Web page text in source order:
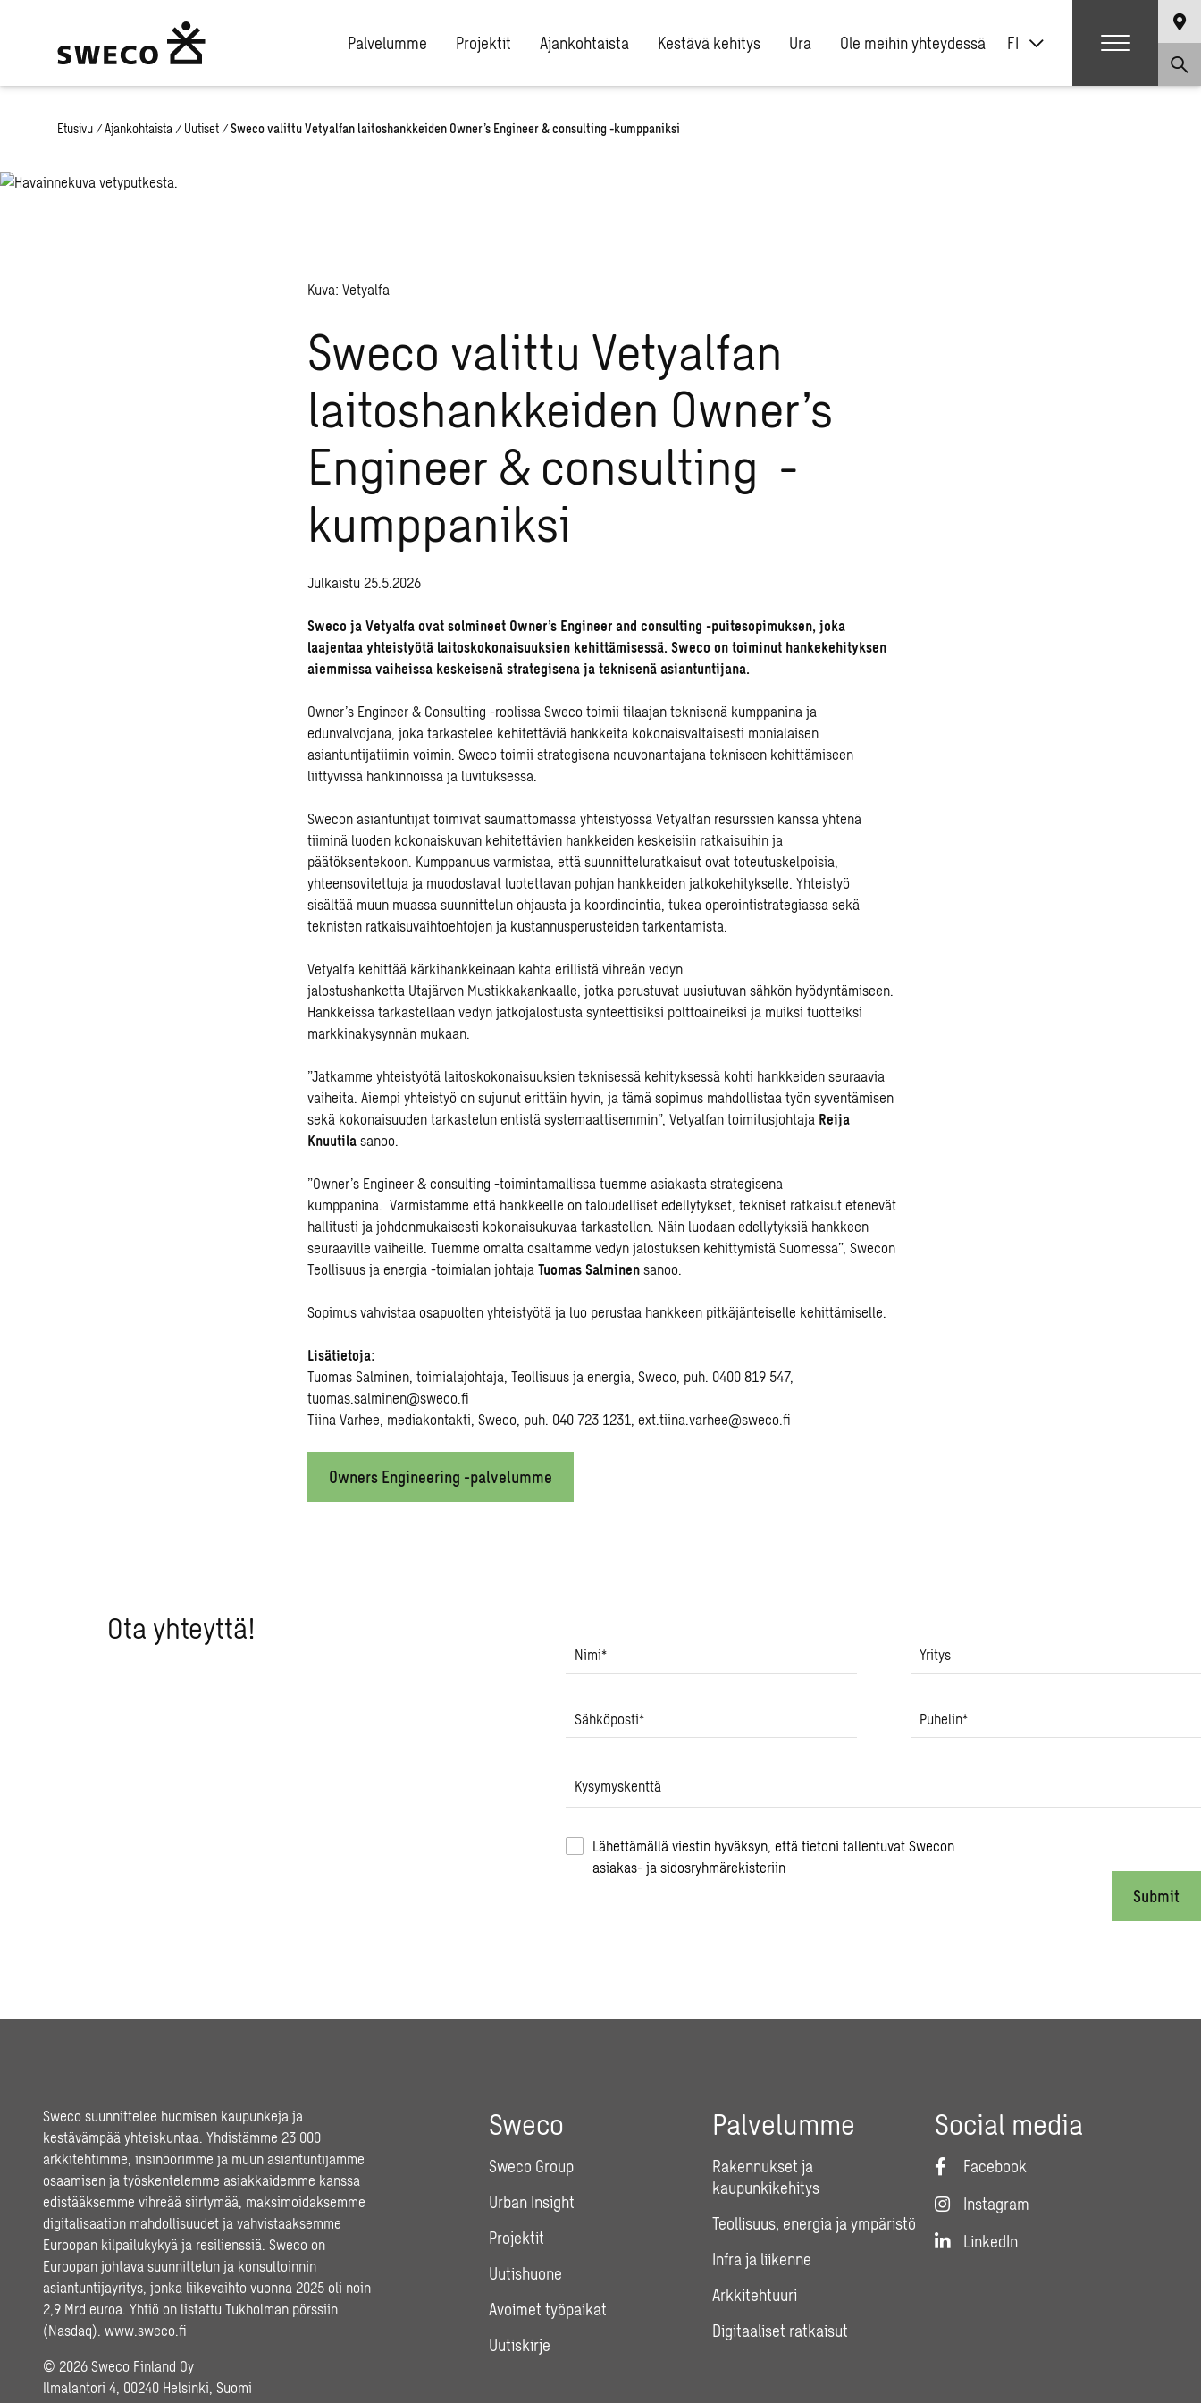
Palvelumme Projektit Ajankohtaista Kestävä kehitys Ura Ole meihin yhteydessä FI
Etusivu / Ajankohtaista / Uutiset / Sweco valittu Vetyalfan laitoshankkeiden Owner’s Engineer & consulting -kumppaniksi
Kuva: Vetyalfa
Sweco valittu Vetyalfan
laitoshankkeiden Owner’s
Engineer & consulting -
kumppaniksi
Julkaistu 25.5.2026
Sweco ja Vetyalfa ovat solmineet Owner’s Engineer and consulting -puitesopimuksen, joka
laajentaa yhteistyötä laitoskokonaisuuksien kehittämisessä. Sweco on toiminut hankekehityksen
aiemmissa vaiheissa keskeisenä strategisena ja teknisenä asiantuntijana.
Owner’s Engineer & Consulting -roolissa Sweco toimii tilaajan teknisenä kumppanina ja
edunvalvojana, joka tarkastelee kehitettäviä hankkeita kokonaisvaltaisesti monialaisen
asiantuntijatiimin voimin. Sweco toimii strategisena neuvonantajana tekniseen kehittämiseen
liittyvissä hankinnoissa ja luvituksessa.
Swecon asiantuntijat toimivat saumattomassa yhteistyössä Vetyalfan resurssien kanssa yhtenä
tiiminä luoden kokonaiskuvan kehitettävien hankkeiden keskeisiin ratkaisuihin ja
päätöksentekoon. Kumppanuus varmistaa, että suunnitteluratkaisut ovat toteutuskelpoisia,
yhteensovitettuja ja muodostavat luotettavan pohjan hankkeiden jatkokehitykselle. Yhteistyö
sisältää muun muassa suunnittelun ohjausta ja koordinointia, tukea operointistrategiassa sekä
teknisten ratkaisuvaihtoehtojen ja kustannusperusteiden tarkentamista.
Vetyalfa kehittää kärkihankkeinaan kahta erillistä vihreän vedyn
jalostushanketta Utajärven Mustikkakankaalle, jotka perustuvat uusiutuvan sähkön hyödyntämiseen.
Hankkeissa tarkastellaan vedyn jatkojalostusta synteettisiksi polttoaineiksi ja muiksi tuotteiksi
markkinakysynnän mukaan.
”Jatkamme yhteistyötä laitoskokonaisuuksien teknisessä kehityksessä kohti hankkeiden seuraavia
vaiheita. Aiempi yhteistyö on sujunut erittäin hyvin, ja tämä sopimus mahdollistaa työn syventämisen
sekä kokonaisuuden tarkastelun entistä systemaattisemmin”, Vetyalfan toimitusjohtaja Reija
Knuutila sanoo.
”Owner’s Engineer & consulting -toimintamallissa tuemme asiakasta strategisena
kumppanina. Varmistamme että hankkeelle on taloudelliset edellytykset, tekniset ratkaisut etenevät
hallitusti ja johdonmukaisesti kokonaisukuvaa tarkastellen. Näin luodaan edellytyksiä hankkeen
seuraaville vaiheille. Tuemme omalta osaltamme vedyn jalostuksen kehittymistä Suomessa”, Swecon
Teollisuus ja energia -toimialan johtaja Tuomas Salminen sanoo.
Sopimus vahvistaa osapuolten yhteistyötä ja luo perustaa hankkeen pitkäjänteiselle kehittämiselle.
Lisätietoja:
Tuomas Salminen, toimialajohtaja, Teollisuus ja energia, Sweco, puh. 0400 819 547,
tuomas.salminen@sweco.fi
Tiina Varhee, mediakontakti, Sweco, puh. 040 723 1231, ext.tiina.varhee@sweco.fi
Owners Engineering -palvelumme
Ota yhteyttä!
Nimi* Yritys
Sähköposti* Puhelin*
Kysymyskenttä
Lähettämällä viestin hyväksyn, että tietoni tallentuvat Swecon
asiakas- ja sidosryhmärekisteriin
Submit
Sweco suunnittelee huomisen kaupunkeja ja
kestävämpää yhteiskuntaa. Yhdistämme 23 000
arkkitehtimme, insinöörimme ja muun asiantuntijamme
osaamisen ja työskentelemme asiakkaidemme kanssa
edistääksemme vihreää siirtymää, maksimoidaksemme
digitalisaation mahdollisuudet ja vahvistaaksemme
Euroopan kilpailukykyä ja resilienssiä. Sweco on
Euroopan johtava suunnittelun ja konsultoinnin
asiantuntijayritys, jonka liikevaihto vuonna 2025 oli noin
2,9 Mrd euroa. Yhtiö on listattu Tukholman pörssiin
(Nasdaq). www.sweco.fi
© 2026 Sweco Finland Oy
Ilmalantori 4, 00240 Helsinki, Suomi
Sweco
Sweco Group
Urban Insight
Projektit
Uutishuone
Avoimet työpaikat
Uutiskirje
Palvelumme
Rakennukset ja
kaupunkikehitys
Teollisuus, energia ja ympäristö
Infra ja liikenne
Arkkitehtuuri
Digitaaliset ratkaisut
Social media
Facebook
Instagram
LinkedIn